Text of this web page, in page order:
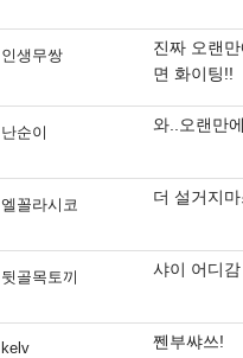
인생무쌍
진짜 오랜
면 화이팅!!
난순이 와..오랜만
엘꼴라시코 더 설거지
뒷골목토끼 샤이 어디
kelv 쩬부쌰쓰!